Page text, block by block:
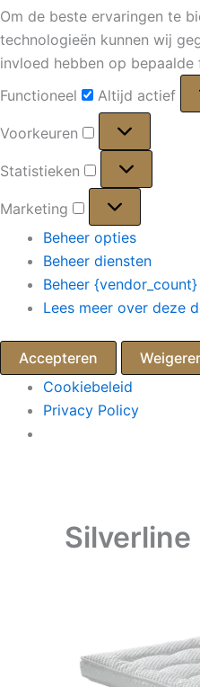
Om de beste ervaringen te
technologieën kunnen wij
invloed hebben op
Functioneel
Altijd actief
Voorkeuren
Voorkeuren
Statistieken
Statistieken
Marketing
Marketing
Beheer opties
Beheer diensten
Beheer
Lees meer over deze
Accepteren
Cookiebeleid
Privacy Policy